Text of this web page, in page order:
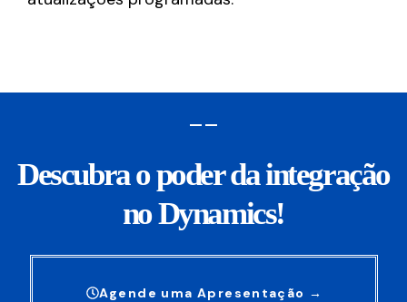
Descubra o poder da integração
no Dynamics!
Agende uma Apresentação →